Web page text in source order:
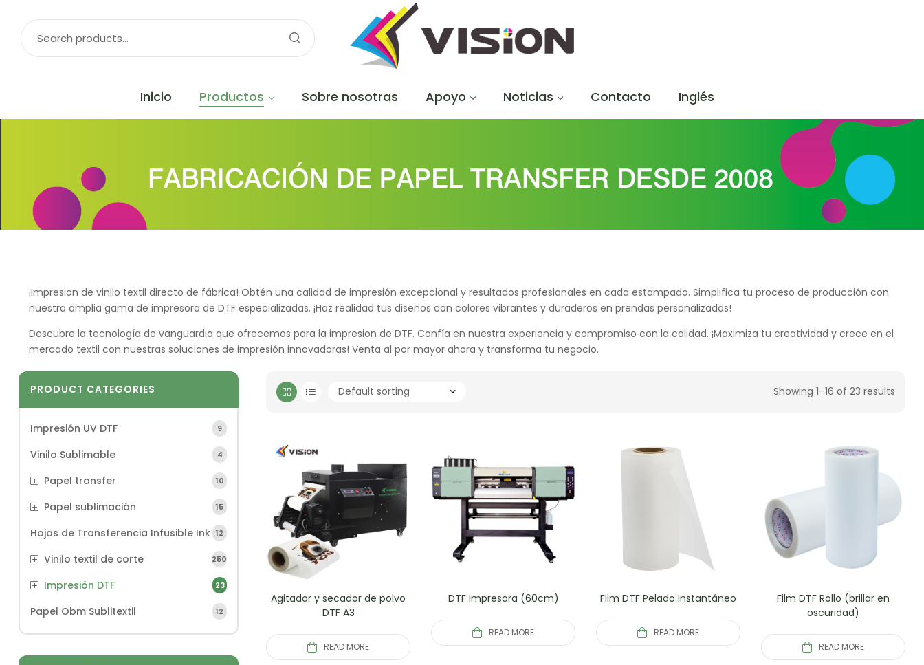
Inicio Productos Sobre nosotras Apoyo Noticias Contacto Inglés
¡Impresion de vinilo textil directo de fábrica! Obtén una calidad de impresión excepcional y resultados profesionales en cada estampado. Simplifica tu proceso de producción con
nuestra amplia gama de impresora de DTF especializadas. ¡Haz realidad tus diseños con colores vibrantes y duraderos en prendas personalizadas!
Descubre la tecnología de vanguardia que ofrecemos para la impresion de DTF. Confía en nuestra experiencia y compromiso con la calidad. ¡Maximiza tu creatividad y crece en el
mercado textil con nuestras soluciones de impresión innovadoras! Venta al por mayor ahora y transforma tu negocio.
Showing 1–16 of 23 results
Agitador y secador de polvo
DTF A3
READ MORE
DTF Impresora (60cm)
READ MORE
Film DTF Pelado Instantáneo
READ MORE
Film DTF Rollo (brillar en
oscuridad)
READ MORE
PRODUCT CATEGORIES
Impresión UV DTF 9
Vinilo Sublimable 4
Papel transfer 10
Papel sublimación 15
Hojas de Transferencia Infusible Ink 12
Vinilo textil de corte 250
Impresión DTF 23
Papel Obm Sublitextil 12